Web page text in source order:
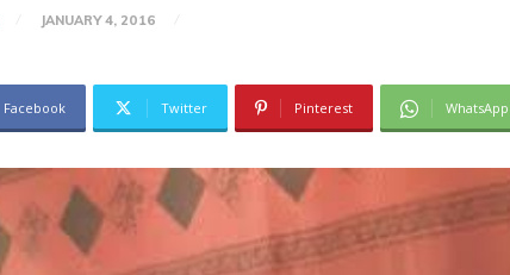
JANUARY 4, 2016
Facebook Twitter Pinterest WhatsApp